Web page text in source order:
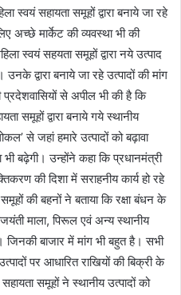
स्वयं सहायता समूहों द्वारा बनाये जा रहे
अच्छे मार्केट की व्यवस्था भी की
स्वयं सहयता समूहों द्वारा नये उत्पाद
द्वारा बनाये जा रहे उत्पादों की मांग
से अपील भी की है कि
समूहों द्वारा बनाये गये स्थानीय
से जहां हमारे उत्पादों को बढ़ावा
बढ़ेगी। उन्होंने कहा कि प्रधानमंत्री
की दिशा में सराहनीय कार्य हो रहे
की बहनों ने बताया कि रक्षा बंधन के
माला, पिरूल एवं अन्य स्थानीय
जिनकी बाजार में मांग भी बहुत है। सभी
पर आधारित राखियों की बिक्री के
समूहों ने स्थानीय उत्पादों को